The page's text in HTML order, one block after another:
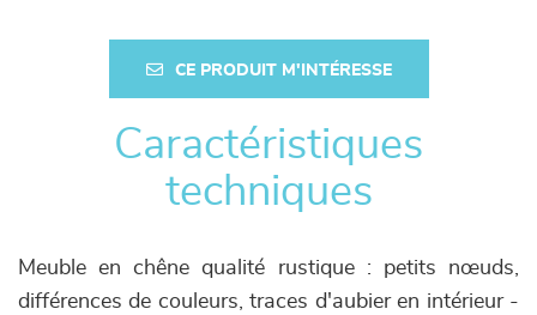
CE PRODUIT M'INTÉRESSE
Caractéristiques
techniques
Meuble en chêne qualité rustique : petits nœuds,
différences de couleurs, traces d'aubier en intérieur -